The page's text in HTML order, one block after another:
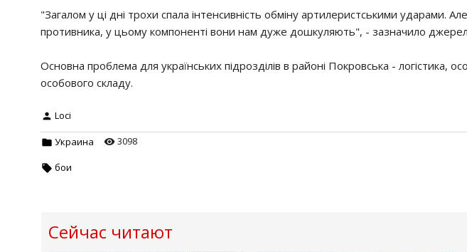
"Загалом у ці дні трохи спала інтенсивність обміну артилеристськими ударами.
противника, у цьому компоненті вони нам дуже дошкуляють", - зазначило
Основна проблема для українських підрозділів в районі Покровська - логістика,
особового складу.
Loci
Украина 3098
бои
Сейчас читают